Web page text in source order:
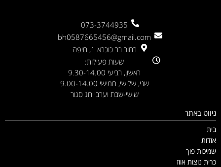
073-3744935
bh0587665456@gmail.com
רחוב בר כוכבא 1, חיפה
שעות פעילות:
ראשון, רביעי 9.30-14.00
שני, שלישי, חמישי 9.00-14.00
שישי-שבת וערבי חג סגור
ניווט באתר
בית
אודות
שמיכות פוך
כרית נוצות אווז